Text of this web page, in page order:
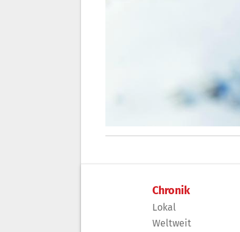
Chronik
Lokal
Weltweit